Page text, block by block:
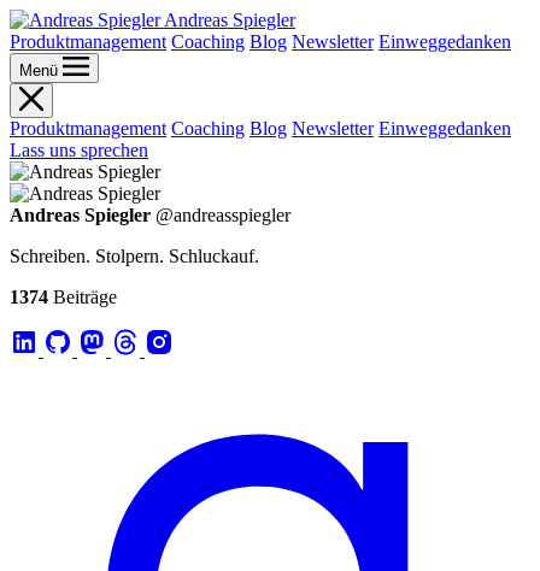
Andreas Spiegler
Produktmanagement Coaching Blog Newsletter Einweggedanken
Menü
Produktmanagement Coaching Blog Newsletter Einweggedanken
Lass uns sprechen
Andreas Spiegler @andreasspiegler
Schreiben. Stolpern. Schluckauf.
1374 Beiträge